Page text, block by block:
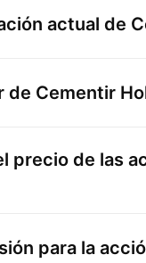
actual de
de Cementir
precio de las
para la